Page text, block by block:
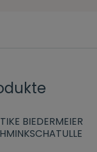
BIEDERMEIER